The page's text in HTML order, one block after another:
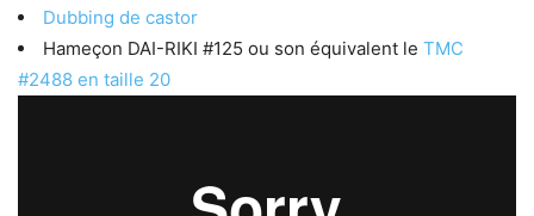
Dubbing de castor
Hameçon DAI-RIKI #125 ou son équivalent le TMC
#2488 en taille 20